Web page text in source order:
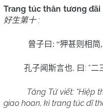
Trang túc thân tương đãi
好生第十:
曾子曰 : “狎甚则相简,
孔子闻斯言也, 曰 : “二
Tăng Tử viết: “Hiệp
giao hoan, kì trang túc dĩ